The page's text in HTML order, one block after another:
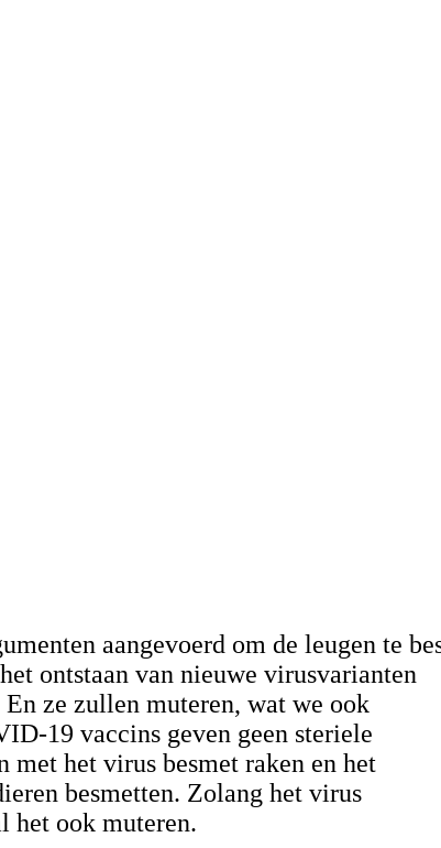
aangevoerd om de leugen te
ontstaan van nieuwe virusvarianten
ze zullen muteren, wat we ook
19 vaccins geven geen steriele
het virus besmet raken en het
besmetten. Zolang het virus
het ook muteren.